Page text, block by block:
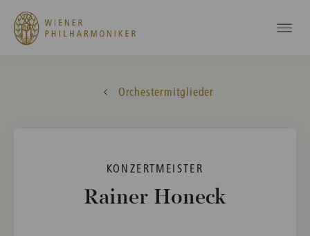
Orchestermitglieder
KONZERTMEISTER
Rainer Honeck